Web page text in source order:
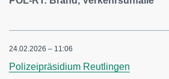
24.02.2026 – 11:06
Polizeipräsidium Reutlingen